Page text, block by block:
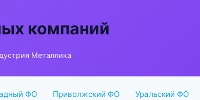
компаний
Металлика
ФО Приволжский ФО Уральский ФО